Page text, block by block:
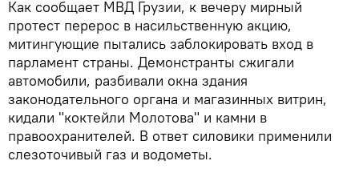
Как сообщает МВД Грузии, к вечеру мирный
протест перерос в насильственную акцию,
митингующие пытались заблокировать вход в
парламент страны. Демонстранты сжигали
автомобили, разбивали окна здания
законодательного органа и магазинных витрин,
кидали "коктейли Молотова" и камни в
правоохранителей. В ответ силовики применили
слезоточивый газ и водометы.